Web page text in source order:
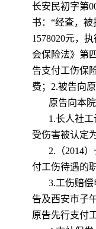
长安民初字第
书：“经查，
1578020元，
会保险法》第
告支付工伤保
费；2.被告向
原告向本
1.长人社
受伤害被认定
2.（2014
付工伤待遇的
3.工伤赔
告及西安市子
原告先行支付